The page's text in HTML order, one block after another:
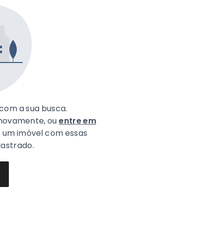
a sua busca.
ouentre em
imóvel com essas